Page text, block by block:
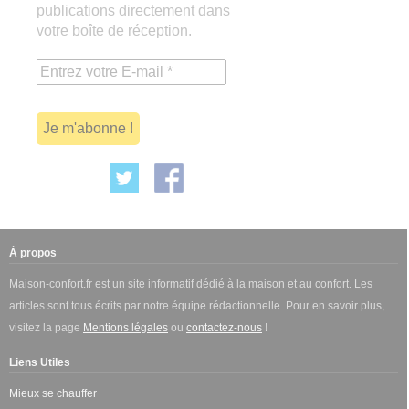
publications directement dans
votre boîte de réception.
À propos
Maison-confort.fr est un site informatif dédié à la maison et au confort. Les
articles sont tous écrits par notre équipe rédactionnelle. Pour en savoir plus,
visitez la page Mentions légales ou contactez-nous !
Liens Utiles
Mieux se chauffer